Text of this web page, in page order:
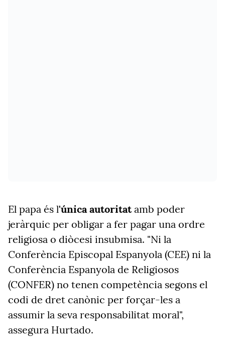
El papa és l'única autoritatamb poder
jeràrquic per obligar a fer pagar una ordre
religiosa o diòcesi insubmisa. "Ni la
Conferència Episcopal Espanyola (CEE) ni la
Conferència Espanyola de Religiosos
(CONFER) no tenen competència segons el
codi de dret canònic per forçar-les a
assumir la seva responsabilitat moral",
assegura Hurtado.